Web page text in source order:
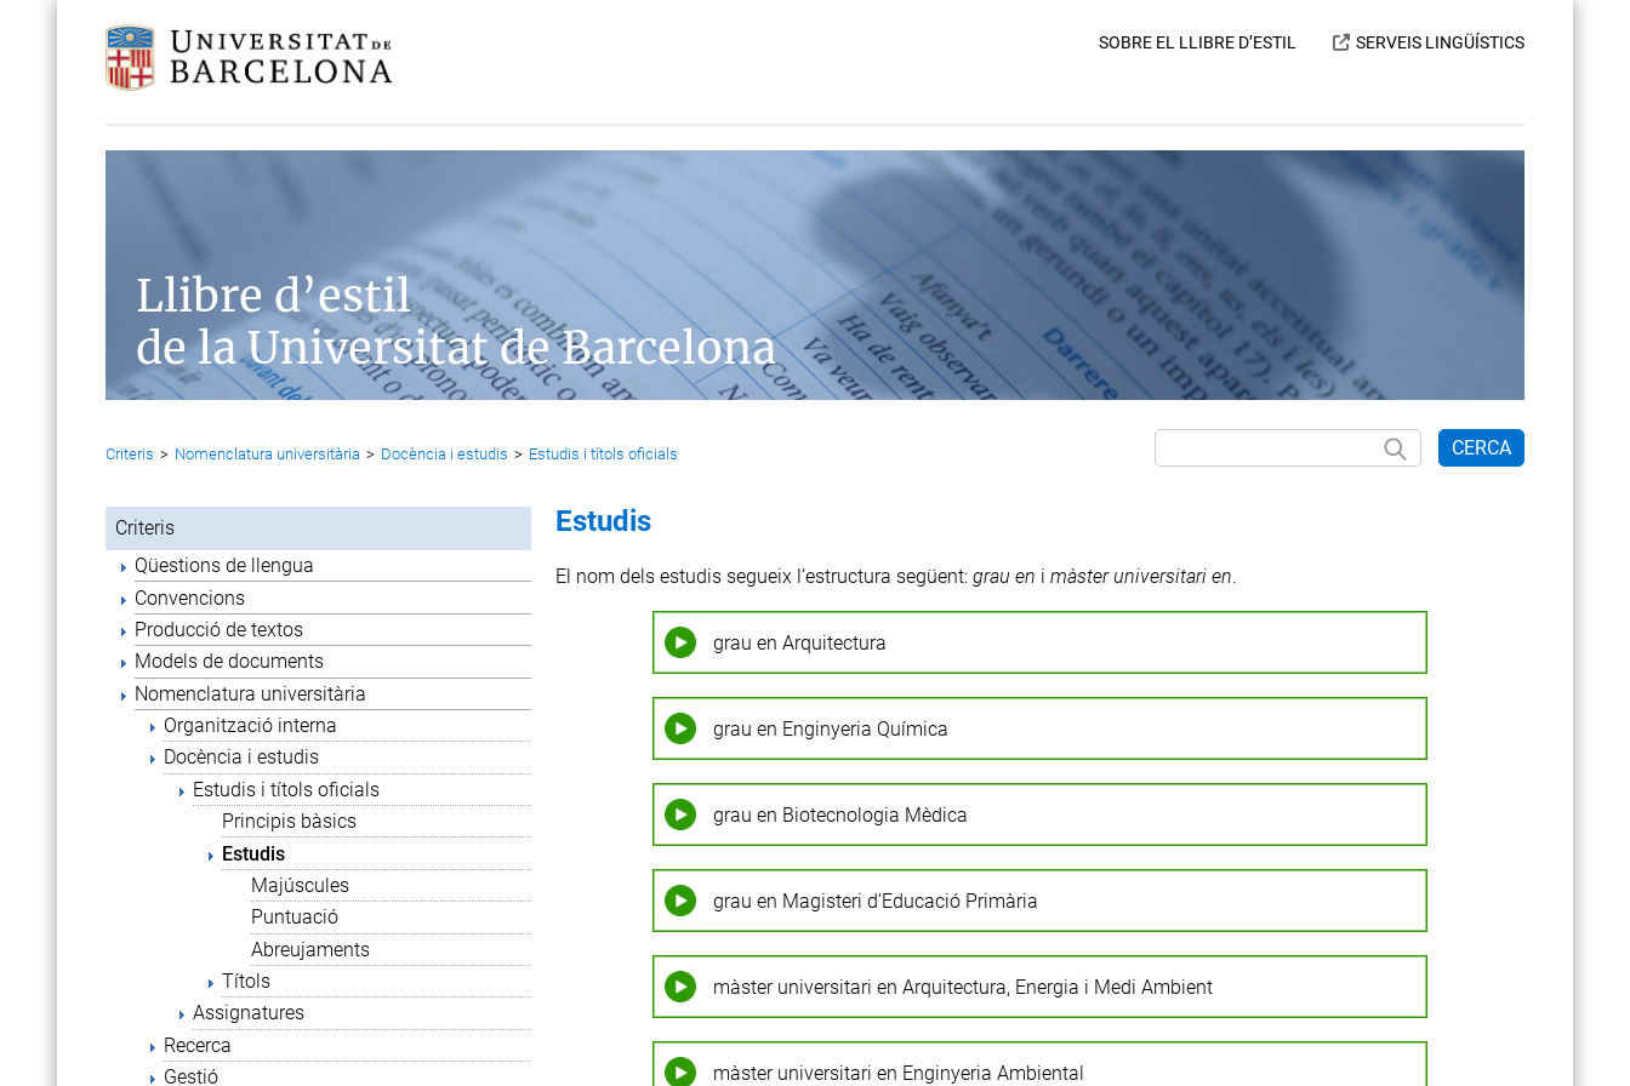
SOBRE EL LLIBRE D’ESTIL SERVEIS LINGÜÍSTICS
Llibre d’estil
de la Universitat de Barcelona
CERCA
Criteris > Nomenclatura universitària > Docència i estudis > Estudis i títols oficials
Criteris
Qüestions de llengua
Convencions
Producció de textos
Models de documents
Nomenclatura universitària
Organització interna
Docència i estudis
Estudis i títols oficials
Principis bàsics
Estudis
Majúscules
Puntuació
Abreujaments
Títols
Assignatures
Recerca
Gestió
Estudis
El nom dels estudis segueix l’estructura següent: grau en i màster universitari en.
grau en Arquitectura
grau en Enginyeria Química
grau en Biotecnologia Mèdica
grau en Magisteri d’Educació Primària
màster universitari en Arquitectura, Energia i Medi Ambient
màster universitari en Enginyeria Ambiental